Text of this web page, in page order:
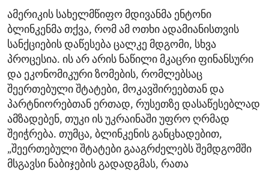
ამერიკის სახელმწიფო მდივანმა ენტონი
ბლინკენმა თქვა, რომ ამ ოთხი ადამიანისთვის
სანქციების დაწესება ცალკე მდგომი, სხვა
პროცესია. ის არ არის ნაწილი მკაცრი ფინანსური
და ეკონომიკური ზომების, რომლებსაც
შეერთებული შტატები, მოკავშირეებთან და
პარტნიორებთან ერთად, რუსეთზე დასაწესებლად
ამზადებენ, თუკი ის უკრაინაში უფრო ღრმად
შეიჭრება. თუმცა, ბლინკენის განცხადებით,
„შეერთებული შტატები გააგრძელებს შემდგომში
მსგავსი ნაბიჯების გადადგმას, რათა